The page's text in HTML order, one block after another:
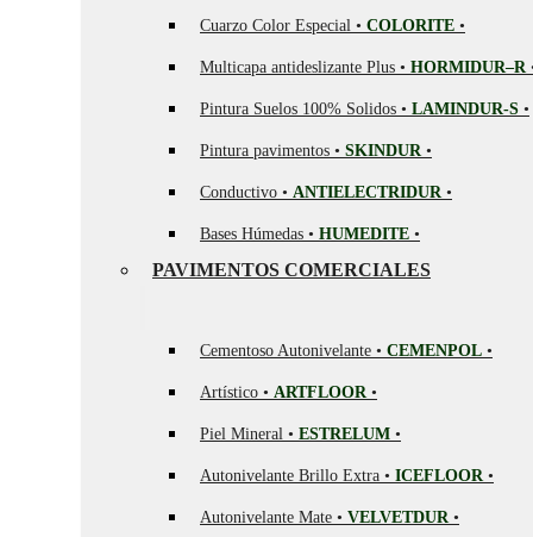
Cuarzo Color Especial • COLORITE •
Multicapa antideslizante Plus • HORMIDUR–R
Pintura Suelos 100% Solidos • LAMINDUR-S •
Pintura pavimentos • SKINDUR •
Conductivo • ANTIELECTRIDUR •
Bases Húmedas • HUMEDITE •
PAVIMENTOS COMERCIALES
Cementoso Autonivelante • CEMENPOL •
Artístico • ARTFLOOR •
Piel Mineral • ESTRELUM •
Autonivelante Brillo Extra • ICEFLOOR •
Autonivelante Mate • VELVETDUR •